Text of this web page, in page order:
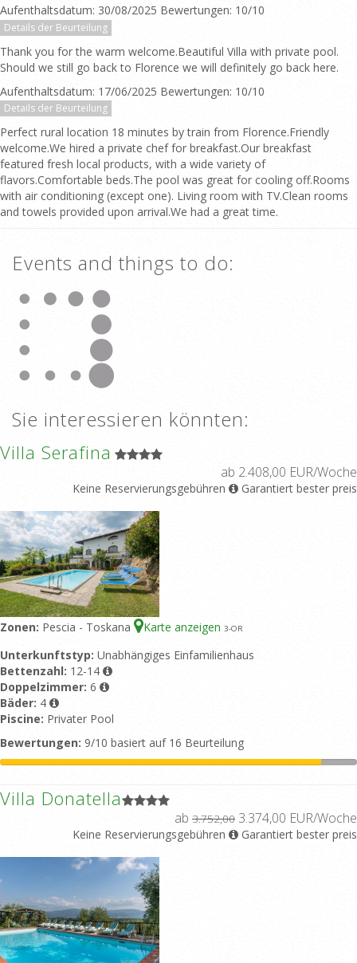
Aufenthaltsdatum: 30/08/2025 Bewertungen: 10/10
Details der Beurteilung
Thank you for the warm welcome.Beautiful Villa with private pool.
Should we still go back to Florence we will definitely go back here.
Aufenthaltsdatum: 17/06/2025 Bewertungen: 10/10
Details der Beurteilung
Perfect rural location 18 minutes by train from Florence.Friendly
welcome.We hired a private chef for breakfast.Our breakfast
featured fresh local products, with a wide variety of
flavors.Comfortable beds.The pool was great for cooling off.Rooms
with air conditioning (except one). Living room with TV.Clean rooms
and towels provided upon arrival.We had a great time.
Events and things to do:
Sie interessieren könnten:
Villa Serafina
ab 2.408,00 EUR/Woche
Keine Reservierungsgebühren Garantiert bester preis
Zonen: Pescia - Toskana Karte anzeigen 3-OR
Unterkunftstyp: Unabhängiges Einfamilienhaus
Bettenzahl: 12-14
Doppelzimmer: 6
Bäder: 4
Piscine: Privater Pool
Bewertungen: 9/10 basiert auf 16 Beurteilung
Villa Donatella
ab 3.752,00 3.374,00 EUR/Woche
Keine Reservierungsgebühren Garantiert bester preis